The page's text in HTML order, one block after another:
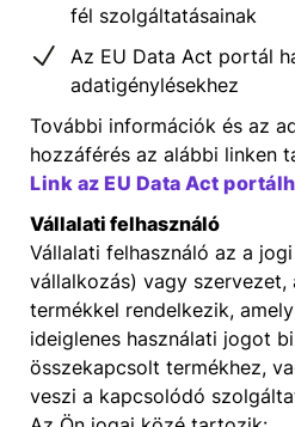
fél szolgáltatásainak
Az EU Data Act portál
adatigénylésekhez
További információk és az
hozzáférés az alábbi linken
Link az EU Data Act
Vállalati felhasználó
Vállalati felhasználó az a
vállalkozás) vagy szervezet,
termékkel rendelkezik,
ideiglenes használati jogot
összekapcsolt termékhez,
veszi a kapcsolódó